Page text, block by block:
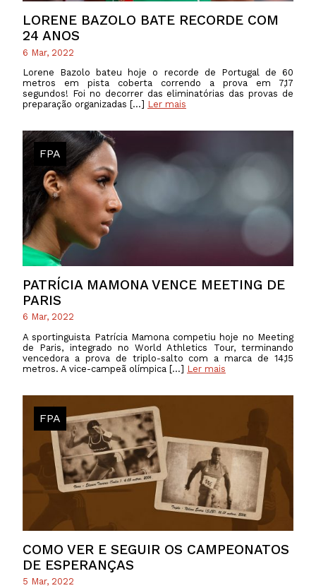
LORENE BAZOLO BATE RECORDE COM
24 ANOS
6 Mar, 2022
Lorene Bazolo bateu hoje o recorde de Portugal de 60
metros em pista coberta correndo a prova em 7,17
segundos! Foi no decorrer das eliminatórias das provas de
preparação organizadas […] Ler mais
PATRÍCIA MAMONA VENCE MEETING DE
PARIS
FPA
6 Mar, 2022
A sportinguista Patrícia Mamona competiu hoje no Meeting
de Paris, integrado no World Athletics Tour, terminando
vencedora a prova de triplo-salto com a marca de 14,15
metros. A vice-campeã olímpica […] Ler mais
COMO VER E SEGUIR OS CAMPEONATOS
DE ESPERANÇAS
FPA
5 Mar, 2022